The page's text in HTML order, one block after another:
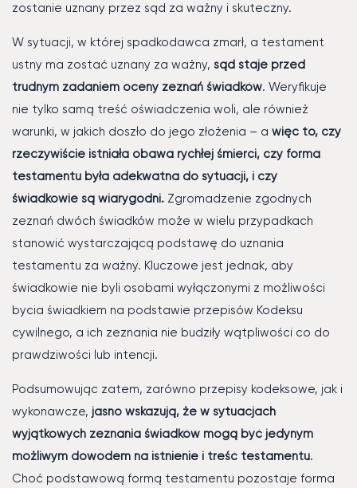
zostanie uznany przez sąd za ważny i skuteczny.
W sytuacji, w której spadkodawca zmarł, a testament
ustny ma zostać uznany za ważny, sąd staje przed
trudnym zadaniem oceny zeznań świadków. Weryfikuje
nie tylko samą treść oświadczenia woli, ale również
warunki, w jakich doszło do jego złożenia – a więc to, czy
rzeczywiście istniała obawa rychłej śmierci, czy forma
testamentu była adekwatna do sytuacji, i czy
świadkowie są wiarygodni. Zgromadzenie zgodnych
zeznań dwóch świadków może w wielu przypadkach
stanowić wystarczającą podstawę do uznania
testamentu za ważny. Kluczowe jest jednak, aby
świadkowie nie byli osobami wyłączonymi z możliwości
bycia świadkiem na podstawie przepisów Kodeksu
cywilnego, a ich zeznania nie budziły wątpliwości co do
prawdziwości lub intencji.
Podsumowując zatem, zarówno przepisy kodeksowe, jak i
wykonawcze, jasno wskazują, że w sytuacjach
wyjątkowych zeznania świadków mogą być jedynym
możliwym dowodem na istnienie i treść testamentu.
Choć podstawową formą testamentu pozostaje forma